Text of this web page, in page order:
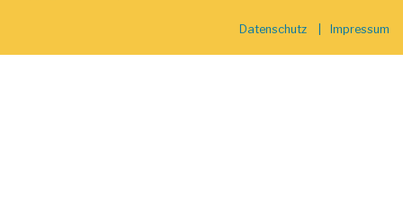
Datenschutz Impressum